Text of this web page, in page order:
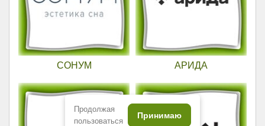
СОНУМ АРИДА
Продолжая
пользоваться
Принимаю